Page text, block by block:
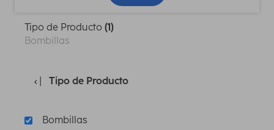
Tipo de Producto (1)
Bombillas
Tipo de Producto
Bombillas